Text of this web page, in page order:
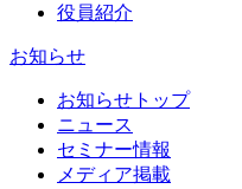
役員紹介
お知らせ
お知らせトップ
ニュース
セミナー情報
メディア掲載